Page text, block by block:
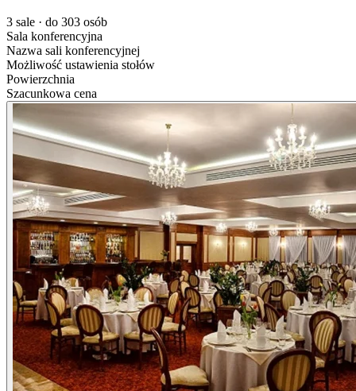
3 sale · do 303 osób
Sala konferencyjna
Nazwa sali konferencyjnej
Możliwość ustawienia stołów
Powierzchnia
Szacunkowa cena